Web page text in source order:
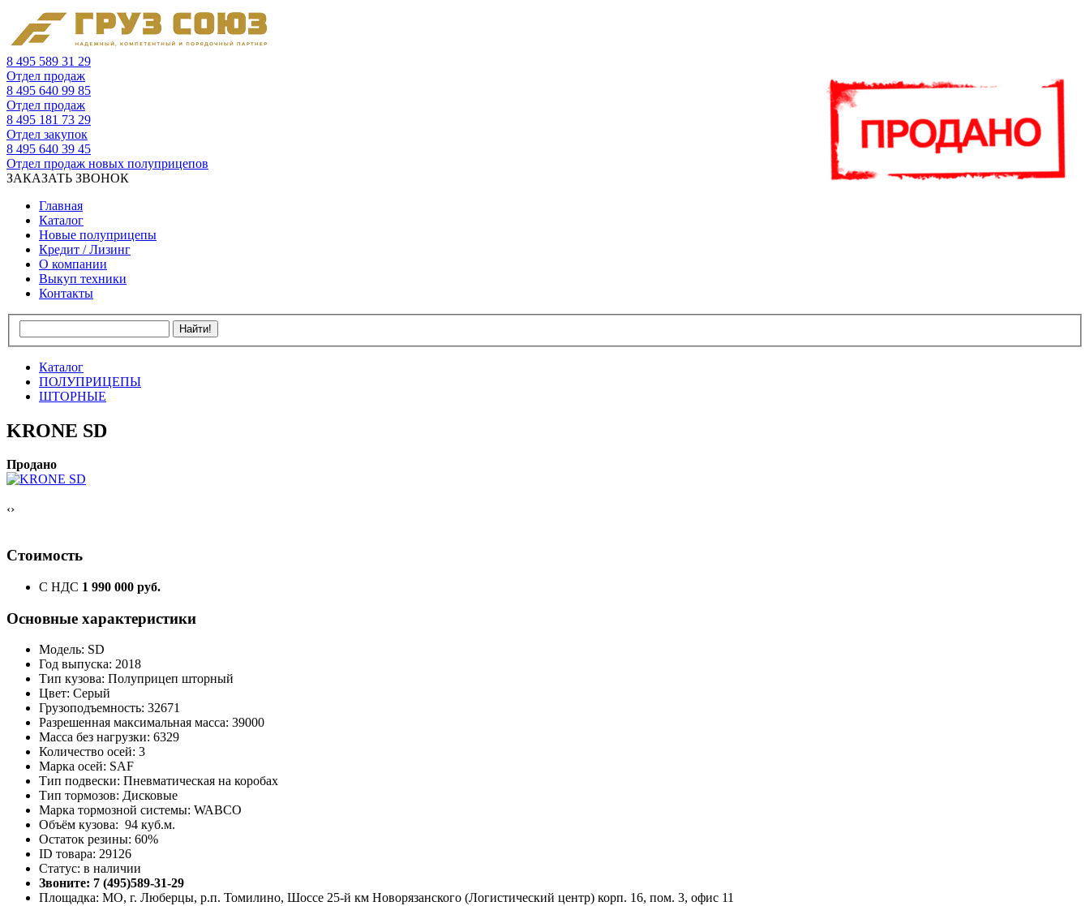
8 495 589 31 29
Отдел продаж
8 495 640 99 85
Отдел продаж
8 495 181 73 29
Отдел закупок
8 495 640 39 45
Отдел продаж новых полуприцепов
ЗАКАЗАТЬ ЗВОНОК
Главная
Каталог
Новые полуприцепы
Кредит / Лизинг
О компании
Выкуп техники
Контакты
Каталог
ПОЛУПРИЦЕПЫ
ШТОРНЫЕ
KRONE SD
Продано
‹›
Стоимость
С НДС 1 990 000 руб.
Основные характеристики
Модель: SD
Год выпуска: 2018
Тип кузова: Полуприцеп шторный
Цвет: Серый
Грузоподъемность: 32671
Разрешенная максимальная масса: 39000
Масса без нагрузки: 6329
Количество осей: 3
Марка осей: SAF
Тип подвески: Пневматическая на коробах
Тип тормозов: Дисковые
Марка тормозной системы: WABCO
Объём кузова: 94 куб.м.
Остаток резины: 60%
ID товара: 29126
Статус: в наличии
Звоните: 7 (495)589-31-29
Площадка: МО, г. Люберцы, р.п. Томилино, Шоссе 25-й км Новорязанского (Логистический центр) корп. 16, пом. 3, офис 11